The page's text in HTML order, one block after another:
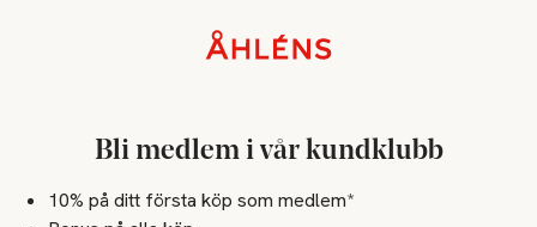
Bli medlem i vår kundklubb
10% på ditt första köp som medlem*